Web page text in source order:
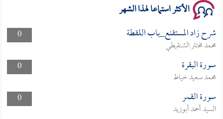
الأكثر استماعا لهذا الشهر
0 شرح زاد المستقنع_باب اللقطة
محمد مختار الشنقيطي
0
سورة البقرة
محمد سعيد خياط
0
سورة القمر
السيد أحمد أبوزيد